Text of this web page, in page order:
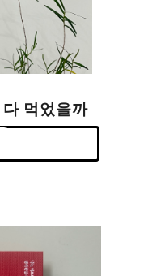
먹었을까